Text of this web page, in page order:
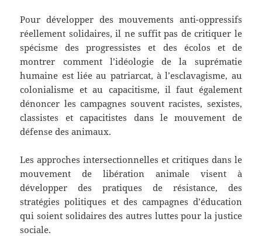
Pour développer des mouvements anti-oppressifs
réellement solidaires, il ne suffit pas de critiquer le
spécisme des progressistes et des écolos et de
montrer comment l’idéologie de la suprématie
humaine est liée au patriarcat, à l’esclavagisme, au
colonialisme et au capacitisme, il faut également
dénoncer les campagnes souvent racistes, sexistes,
classistes et capacitistes dans le mouvement de
défense des animaux.
Les approches intersectionnelles et critiques dans le
mouvement de libération animale visent à
développer des pratiques de résistance, des
stratégies politiques et des campagnes d’éducation
qui soient solidaires des autres luttes pour la justice
sociale.